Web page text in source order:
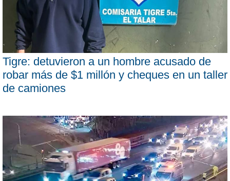
Tigre: detuvieron a un hombre acusado de
robar más de $1 millón y cheques en un taller
de camiones